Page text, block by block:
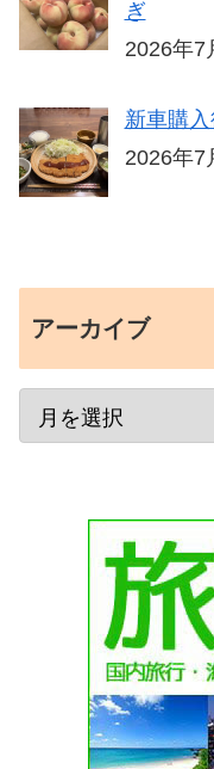
ぎ
2026年7
新車購
2026年7
アーカイブ